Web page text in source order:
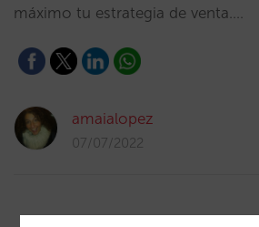
máximo tu estrategia de venta.…
amaialopez
07/07/2022